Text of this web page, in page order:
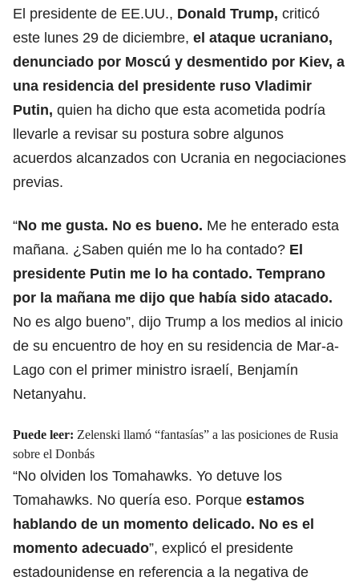
El presidente de EE.UU., Donald Trump, criticó
este lunes 29 de diciembre, el ataque ucraniano,
denunciado por Moscú y desmentido por Kiev, a
una residencia del presidente ruso Vladimir
Putin, quien ha dicho que esta acometida podría
llevarle a revisar su postura sobre algunos
acuerdos alcanzados con Ucrania en negociaciones
previas.
“No me gusta. No es bueno. Me he enterado esta
mañana. ¿Saben quién me lo ha contado? El
presidente Putin me lo ha contado. Temprano
por la mañana me dijo que había sido atacado.
No es algo bueno”, dijo Trump a los medios al inicio
de su encuentro de hoy en su residencia de Mar-a-
Lago con el primer ministro israelí, Benjamín
Netanyahu.
Puede leer: Zelenski llamó “fantasías” a las posiciones de Rusia
sobre el Donbás
“No olviden los Tomahawks. Yo detuve los
Tomahawks. No quería eso. Porque estamos
hablando de un momento delicado. No es el
momento adecuado”, explicó el presidente
estadounidense en referencia a la negativa de